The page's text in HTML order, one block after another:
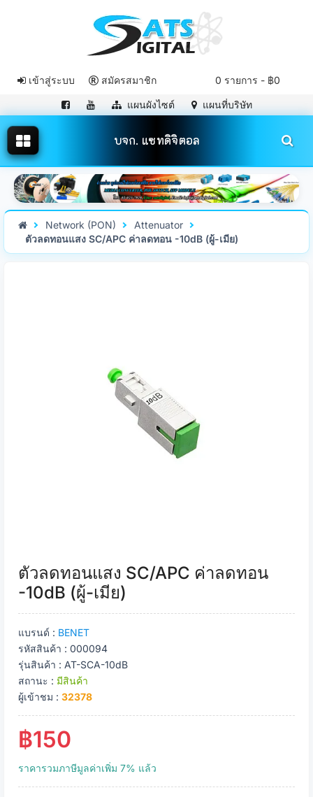
0 รายการ - ฿0
เข้าสู่ระบบ สมัครสมาชิก
แผนผังไซต์ แผนที่บริษัท
บจก. แซทดิจิตอล
Network (PON)
Attenuator
ตัวลดทอนแสง SC/APC ค่าลดทอน -10dB (ผู้-เมีย)
ตัวลดทอนแสง SC/APC ค่าลดทอน
-10dB (ผู้-เมีย)
แบรนด์ : BENET
รหัสสินค้า : 000094
รุ่นสินค้า : AT-SCA-10dB
สถานะ : มีสินค้า
ผู้เข้าชม : 32378
฿150
ราคารวมภาษีมูลค่าเพิ่ม 7% แล้ว